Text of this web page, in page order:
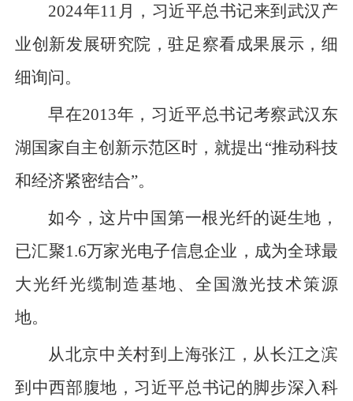
2024年11月，习近平总书记来到武汉产
业创新发展研究院，驻足察看成果展示，细
细询问。
早在2013年，习近平总书记考察武汉东
湖国家自主创新示范区时，就提出“推动科技
和经济紧密结合”。
如今，这片中国第一根光纤的诞生地，
已汇聚1.6万家光电子信息企业，成为全球最
大光纤光缆制造基地、全国激光技术策源
地。
从北京中关村到上海张江，从长江之滨
到中西部腹地，习近平总书记的脚步深入科